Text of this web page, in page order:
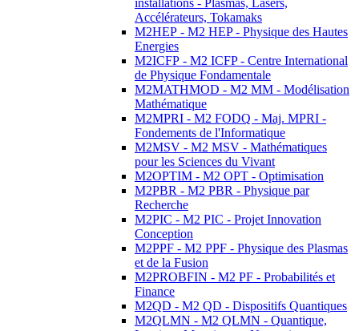
installations - Plasmas, Lasers,
Accélérateurs, Tokamaks
M2HEP - M2 HEP - Physique des Hautes
Energies
M2ICFP - M2 ICFP - Centre International
de Physique Fondamentale
M2MATHMOD - M2 MM - Modélisation
Mathématique
M2MPRI - M2 FODQ - Maj. MPRI -
Fondements de l'Informatique
M2MSV - M2 MSV - Mathématiques
pour les Sciences du Vivant
M2OPTIM - M2 OPT - Optimisation
M2PBR - M2 PBR - Physique par
Recherche
M2PIC - M2 PIC - Projet Innovation
Conception
M2PPF - M2 PPF - Physique des Plasmas
et de la Fusion
M2PROBFIN - M2 PF - Probabilités et
Finance
M2QD - M2 QD - Dispositifs Quantiques
M2QLMN - M2 QLMN - Quantique,